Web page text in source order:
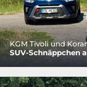
KGM Tivoli und
SUV-Schnäppchen